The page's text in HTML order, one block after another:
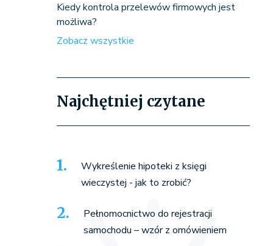
Kiedy kontrola przelewów firmowych jest
możliwa?
Zobacz wszystkie
Najchętniej czytane
Wykreślenie hipoteki z księgi
wieczystej - jak to zrobić?
Pełnomocnictwo do rejestracji
samochodu – wzór z omówieniem